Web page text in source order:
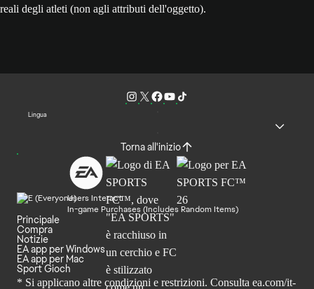
reali degli atleti (non agli attributi dell'oggetto).
Lingua
Torna all'inizio
Users Interact
In-game Purchases (Includes Random Items)
Principale
Compra
Notizie
EA app per Windows
EA app per Mac
Sport Gioch
* Si applicano altre condizioni e restrizioni. Consulta ea.com/it-